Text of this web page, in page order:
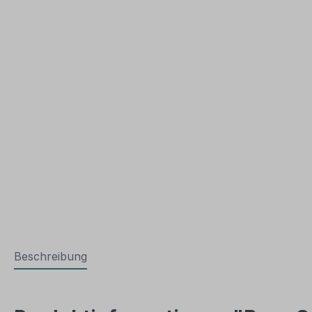
Beschreibung